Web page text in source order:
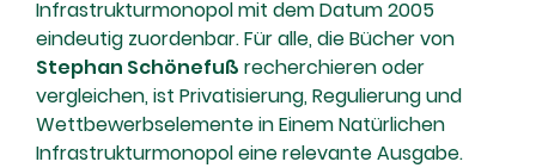
Infrastrukturmonopol mit dem Datum 2005
eindeutig zuordenbar. Für alle, die Bücher von
Stephan Schönefuß recherchieren oder
vergleichen, ist Privatisierung, Regulierung und
Wettbewerbselemente in Einem Natürlichen
Infrastrukturmonopol eine relevante Ausgabe.